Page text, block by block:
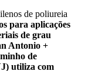
de poliureia
para aplicações
de grau
Antonio +
de
utiliza com